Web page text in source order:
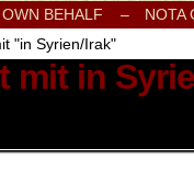
Onlinezeitung für Frieden,
OWN BEHALF –
NOTA
"in Syrien/Irak"
mit in